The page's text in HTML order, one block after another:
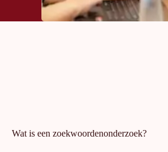
Wat is een zoekwoordenonderzoek?